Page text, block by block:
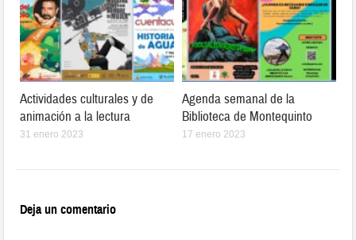
Actividades culturales y de
animación a la lectura
31 enero 2023
Agenda semanal de la
Biblioteca de Montequinto
17 enero 2023
Deja un comentario